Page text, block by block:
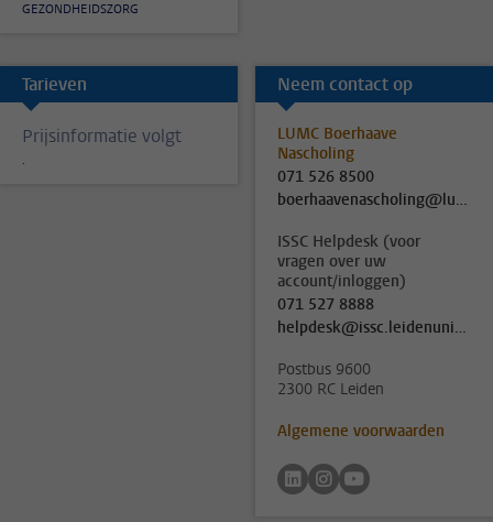
GEZONDHEIDSZORG
Tarieven
Prijsinformatie volgt
.
Neem contact op
LUMC Boerhaave
Nascholing
071 526 8500
boerhaavenascholing@lumc.nl
ISSC Helpdesk (voor
vragen over uw
account/inloggen)
071 527 8888
helpdesk@issc.leidenuniv.nl
Postbus 9600
2300 RC Leiden
Algemene voorwaarden
Volg ons op linkedin
Volg ons op instagram
Volg ons op